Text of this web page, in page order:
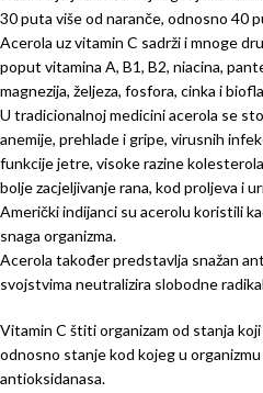
30 puta više od naranče, odnosno 40
Acerola uz vitamin C sadrži i mnoge
poput vitamina A, B1, B2, niacina,
magnezija, željeza, fosfora, cinka i
U tradicionalnoj medicini acerola se
anemije, prehlade i gripe, virusnih
funkcije jetre, visoke razine
bolje zacjeljivanje rana, kod proljeva i
Američki indijanci su acerolu koristili
snaga organizma.
Acerola također predstavlja snažan
svojstvima neutralizira slobodne
Vitamin C štiti organizam od stanja
odnosno stanje kod kojeg u
antioksidanasa.